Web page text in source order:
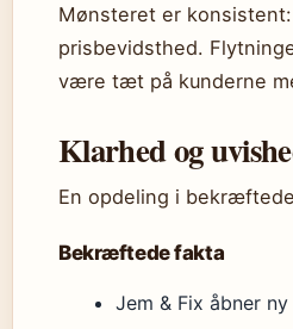
Mønsteret er
prisbevidsthed.
være tæt på kunderne
Klarhed og
En opdeling i
Bekræftede fakta
Jem & Fix åbner